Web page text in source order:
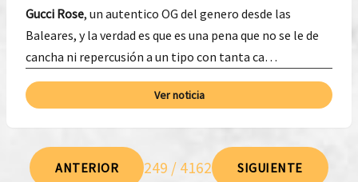
Gucci Rose, un autentico OG del genero desde las
Baleares, y la verdad es que es una pena que no se le de
cancha ni repercusión a un tipo con tanta ca…
Ver noticia
ANTERIOR 249 / 4162 SIGUIENTE